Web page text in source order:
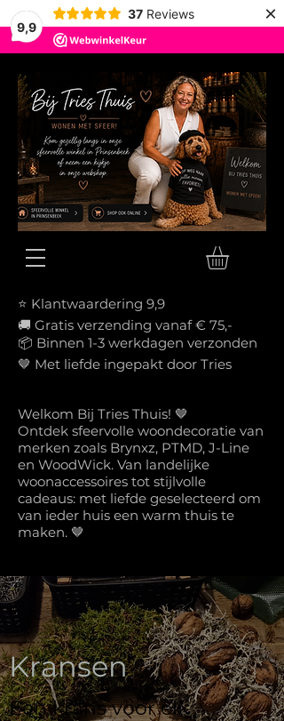
9,9
37 Reviews ×
⭐ Klantwaardering 9,9
🚚 Gratis verzending vanaf € 75,-
📦 Binnen 1-3 werkdagen verzonden
🤎 Met liefde ingepakt door Tries
Welkom Bij Tries Thuis! 🤎
Ontdek sfeervolle woondecoratie van
merken zoals Brynxz, PTMD, J-Line
en WoodWick. Van landelijke
woonaccessoires tot stijlvolle
cadeaus: met liefde geselecteerd om
van ieder huis een warm thuis te
maken. 🤎
Kransen
Een krans voor elk